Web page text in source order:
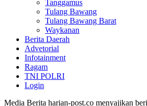
Tanggamus
Tulang Bawang
Tulang Bawang Barat
Waykanan
Berita Daerah
Advetorial
Infotainment
Ragam
TNI POLRI
Login
Media Berita harian-post.co menyajikan